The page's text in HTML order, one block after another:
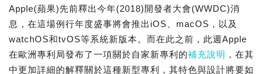
Apple(蘋果)先前釋出今年(2018)開發者大會(WWDC)消
息，在這場例行年度盛事將會推出iOS、macOS，以及
watchOS和tvOS等系統新版本。而在此之前，此週Apple
在歐洲專利局發布了一項關於自家新專利的補充說明 ，在其
中更加詳細的解釋關於這種新型專利，其特色與設計將要如